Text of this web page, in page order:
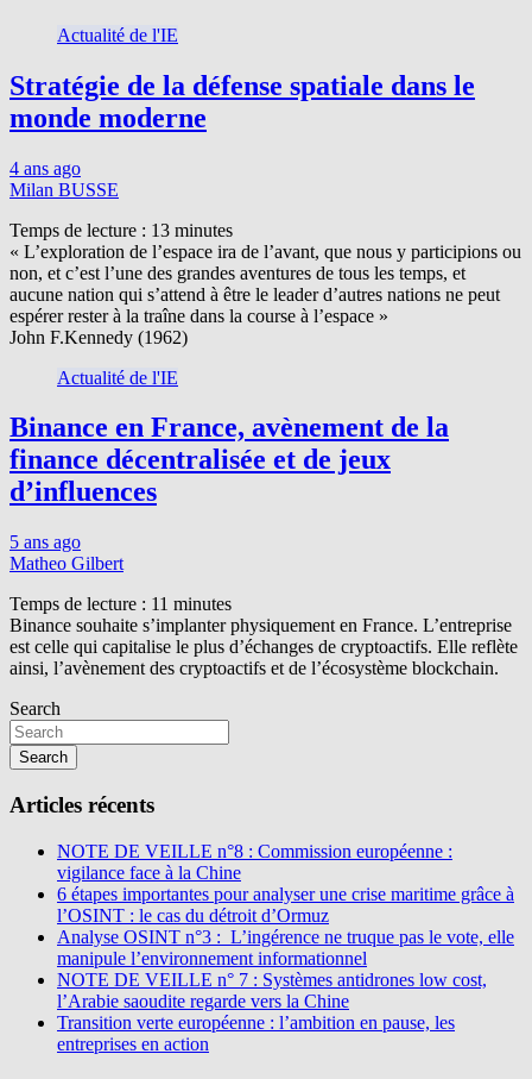
Actualité de l'IE
Stratégie de la défense spatiale dans le
monde moderne
4 ans ago
Milan BUSSE
Temps de lecture : 13 minutes
« L’exploration de l’espace ira de l’avant, que nous y participions ou
non, et c’est l’une des grandes aventures de tous les temps, et
aucune nation qui s’attend à être le leader d’autres nations ne peut
espérer rester à la traîne dans la course à l’espace »
John F.Kennedy (1962)
Actualité de l'IE
Binance en France, avènement de la
finance décentralisée et de jeux
d’influences
5 ans ago
Matheo Gilbert
Temps de lecture : 11 minutes
Binance souhaite s’implanter physiquement en France. L’entreprise
est celle qui capitalise le plus d’échanges de cryptoactifs. Elle reflète
ainsi, l’avènement des cryptoactifs et de l’écosystème blockchain.
Search
Search
Articles récents
NOTE DE VEILLE n°8 : Commission européenne :
vigilance face à la Chine
6 étapes importantes pour analyser une crise maritime grâce à
l’OSINT : le cas du détroit d’Ormuz
Analyse OSINT n°3 : L’ingérence ne truque pas le vote, elle
manipule l’environnement informationnel
NOTE DE VEILLE n° 7 : Systèmes antidrones low cost,
l’Arabie saoudite regarde vers la Chine
Transition verte européenne : l’ambition en pause, les
entreprises en action